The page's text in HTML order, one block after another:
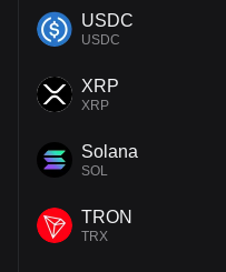
USDC
USDC
XRP
XRP
Solana
SOL
TRON
TRX